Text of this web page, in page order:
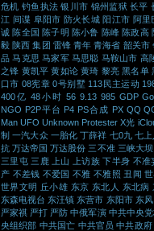
危机 钓鱼执法 银川市 锦州监狱 长平
江 间谍 阜阳市 防火长城 阳江市 阿里
诚 陈全国 陈子明 陈小鲁 陈峰 陈政高
毅 陕西 集团 雷锋 青年 青海省 韶关市
品 马克思 马家军 马思聪 马鞍山市 高
之锋 黄凯平 黄如论 黄琦 黎亮 黑名单
口市 08宪章 0号别墅 113民主运动
400亿 48小时 56 9.13 985 GDP
NGO P2P平台 P4 PS合成 PX QQ
Man UFO Unknown Protester X光
制 一汽大众 一胎化 丁薛祥 七0九 七上
抗 万达帝国 万达股份 三不准 三峡大坝
三里屯 三鹿 上山 上访族 下半身 不准
产 不差钱 不爱国 不雅 不雅照 丑闻
世界文明 丘小雄 东京 东北人 东北病
东森电视台 东汪镇 东营市 东阳市 东风
严家祺 严打 严防 中俄军演 中共中央
央组织部 中共国亡 中共官员 中共政府